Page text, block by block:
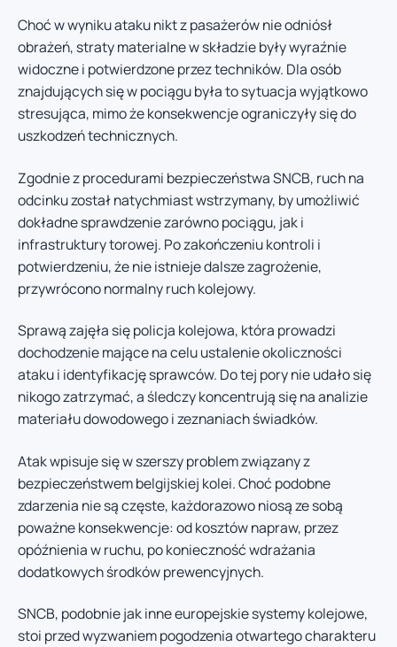
Choć w wyniku ataku nikt z pasażerów nie odniósł
obrażeń, straty materialne w składzie były wyraźnie
widoczne i potwierdzone przez techników. Dla osób
znajdujących się w pociągu była to sytuacja wyjątkowo
stresująca, mimo że konsekwencje ograniczyły się do
uszkodzeń technicznych.
Zgodnie z procedurami bezpieczeństwa SNCB, ruch na
odcinku został natychmiast wstrzymany, by umożliwić
dokładne sprawdzenie zarówno pociągu, jak i
infrastruktury torowej. Po zakończeniu kontroli i
potwierdzeniu, że nie istnieje dalsze zagrożenie,
przywrócono normalny ruch kolejowy.
Sprawą zajęła się policja kolejowa, która prowadzi
dochodzenie mające na celu ustalenie okoliczności
ataku i identyfikację sprawców. Do tej pory nie udało się
nikogo zatrzymać, a śledczy koncentrują się na analizie
materiału dowodowego i zeznaniach świadków.
Atak wpisuje się w szerszy problem związany z
bezpieczeństwem belgijskiej kolei. Choć podobne
zdarzenia nie są częste, każdorazowo niosą ze sobą
poważne konsekwencje: od kosztów napraw, przez
opóźnienia w ruchu, po konieczność wdrażania
dodatkowych środków prewencyjnych.
SNCB, podobnie jak inne europejskie systemy kolejowe,
stoi przed wyzwaniem pogodzenia otwartego charakteru